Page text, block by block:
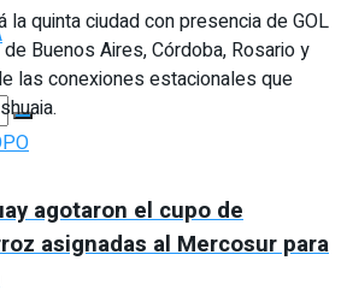
quinta ciudad con presencia de GOL
Buenos Aires, Córdoba, Rosario y
las conexiones estacionales que
agotaron el cupo de
asignadas al Mercosur para